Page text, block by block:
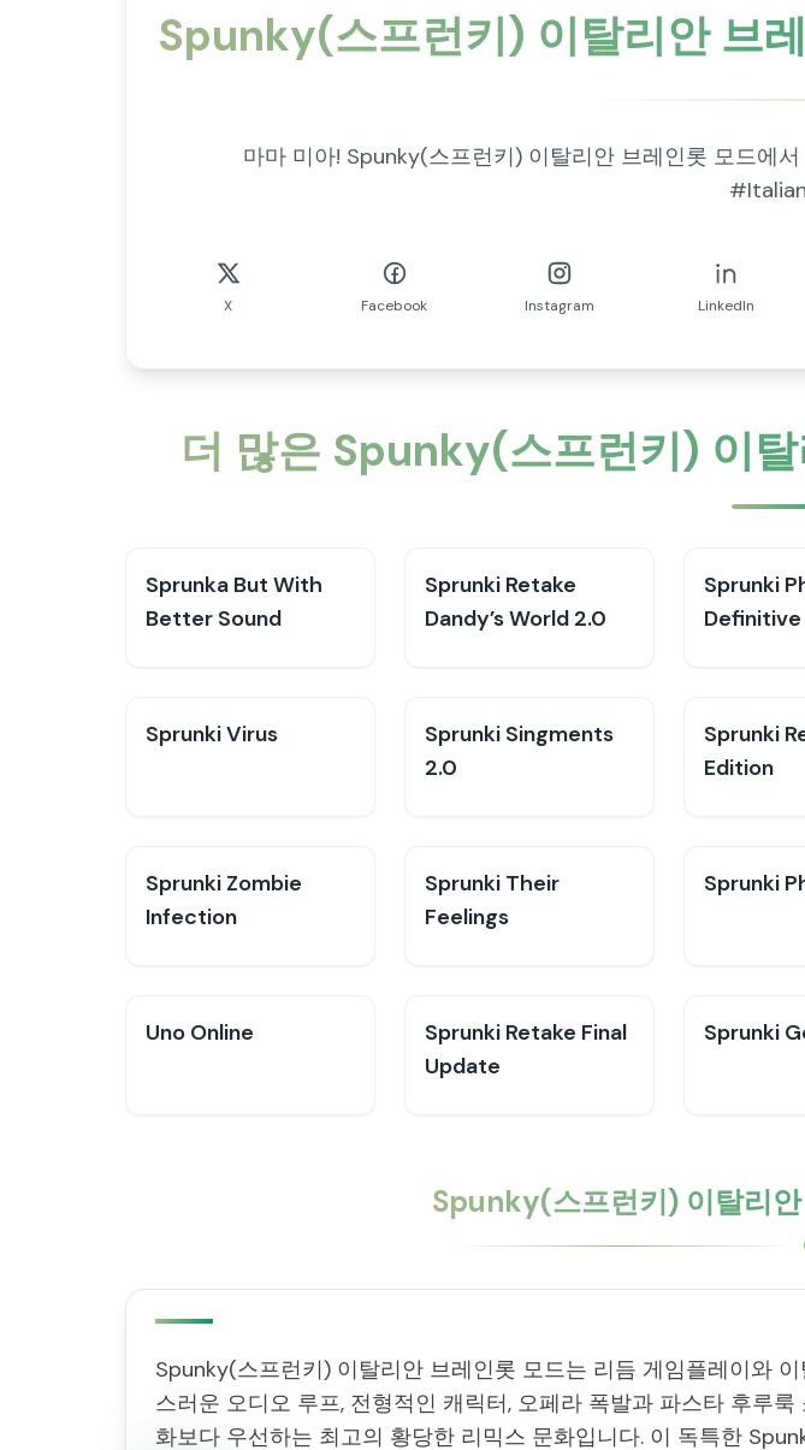
Spunky(스프런키) 이탈리안 브
마마 미아! Spunky(스프런키) 이탈리안 브레인롯 모드에
X Facebook Instagram LinkedIn
더 많은 Spunky(스프런키) 이
​Sprunka But With
Better Sound
Sprunki Retake
Dandy’s World 2.0
Sprunki
Definitive
Sprunki Virus
Sprunki Singments
2.0
Sprunki
Edition
Sprunki Zombie
Infection
Sprunki Their
Feelings
Sprunki
Uno Online
Sprunki Retake Final
Update
Sprunki
Spunky(스프런키) 이탈리
Spunky(스프런키) 이탈리안 브레인롯 모드는 리듬 게임플레이와
스러운 오디오 루프, 전형적인 캐릭터, 오페라 폭발과 파스타 후루
화보다 우선하는 최고의 황당한 리믹스 문화입니다. 이 독특한